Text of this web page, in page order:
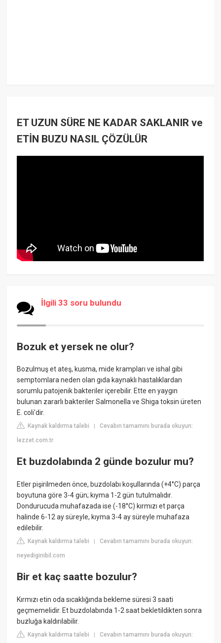
ET UZUN SÜRE NE KADAR SAKLANIR ve
ETİN BUZU NASIL ÇÖZÜLÜR
İlgili 33 soru bulundu
Bozuk et yersek ne olur?
Bozulmuş et ateş, kusma, mide krampları ve ishal gibi
semptomlara neden olan gıda kaynaklı hastalıklardan
sorumlu patojenik bakteriler içerebilir. Ette en yaygın
bulunan zararlı bakteriler Salmonella ve Shiga toksin üreten
E. coli'dir.
Kaynak kaldırma talebi |Cevabın tamamını burada okuyun:
lezzet.com.tr
Et buzdolabında 2 günde bozulur mu?
Etler pişirilmeden önce, buzdolabı koşullarında (+4°C) parça
boyutuna göre 3-4 gün; kıyma 1-2 gün tutulmalıdır.
Dondurucuda muhafazada ise (-18°C) kırmızı et parça
halinde 6-12 ay süreyle, kıyma 3-4 ay süreyle muhafaza
edilebilir.
Kaynak kaldırma talebi |Cevabın tamamını burada okuyun:
neyediginibil.com
Bir et kaç saatte bozulur?
Kırmızı etin oda sıcaklığında bekleme süresi 3 saati
geçmemelidir. Et buzdolabında 1-2 saat bekletildikten sonra
buzluğa kaldırılabilir.
Kaynak kaldırma talebi |Cevabın tamamını burada okuyun: